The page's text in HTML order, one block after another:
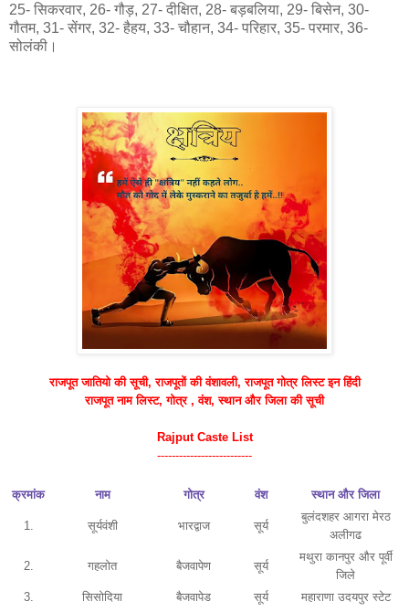
25- सिकरवार, 26- गौड़, 27- दीक्षित, 28- बड़बलिया, 29- बिसेन, 30-
गौतम, 31- सेंगर, 32- हैहय, 33- चौहान, 34- परिहार, 35- परमार, 36-
सोलंकी।
राजपूत जातियो की सूची, राजपूतों की वंशावली, राजपूत गोत्र लिस्ट इन हिंदी
राजपूत नामलिस्ट, गोत्र , वंश, स्थान और जिला की सूची
Rajput Caste List
--------------------------
क्रमांक नाम गोत्र वंश स्थान और जिला
1. सूर्यवंशी भारद्वाज सूर्य
बुलंदशहर आगरा मेरठ
अलीगढ
2. गहलोत बैजवापेण सूर्य
मथुरा कानपुर और पूर्वी
जिले
3.
सिसोदिया बैजवापेड सूर्य महाराणा उदयपुर स्टेट